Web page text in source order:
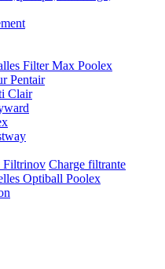
Filter Max Poolex
Pentair
Clair
Filtrinov Charge filtrante
Optiball Poolex